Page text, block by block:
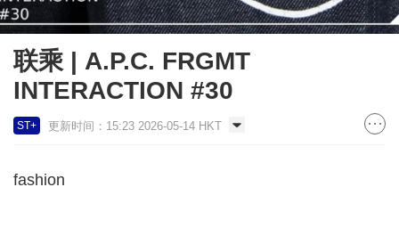
联乘 | A.P.C. FRGMT
INTERACTION #30
ST+ 更新时间：15:23 2026-05-14 HKT
fashion